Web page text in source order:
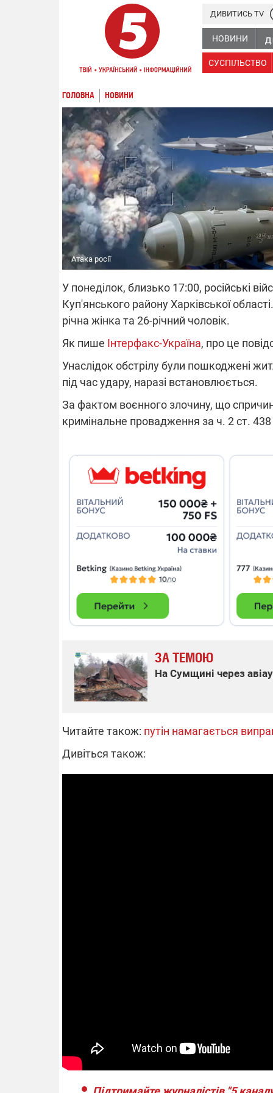
НОВИНИ
СУСПІЛЬСТВО
ДИВИТИСЬ TV
ГОЛОВНА НОВИНИ
Атака росії
У понеділок, близько 17:00, російські
Куп'янського району Харківської
річна жінка та 26-річний чоловік.
Як пише Інтерфакс-Україна, про це
Унаслідок обстрілу були пошкоджені
під час удару, наразі встановлюється.
За фактом воєнного злочину, що
кримінальне провадження за ч. 2 ст.
ЗА ТЕМОЮ
На Сумщині через
Читайте також: путін намагається
Дивіться також:
Частина
областях
російських
Готуйте
спеку у
графіки
08.09.2025
Підтримай
виграй
14.11.2025
"Око та
РЕБ і
збір